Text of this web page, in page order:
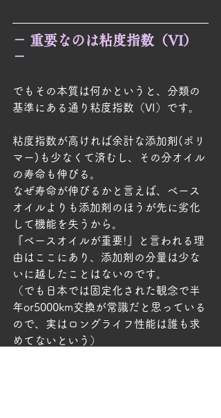
－ 重要なのは粘度指数（VI）
－
でもその本質は何かというと、分類の
基準にある通り粘度指数（VI）です。
粘度指数が高ければ余計な添加剤(ポリ
マー)も少なくて済むし、その分オイル
の寿命も伸びる。
なぜ寿命が伸びるかと言えば、ベース
オイルよりも添加剤のほうが先に劣化
して機能を失うから。
『ベースオイルが重要!』と言われる理
由はここにあり、添加剤の分量は少な
いに越したことはないのです。
（でも日本では固定化された観念で半
年or5000km交換が常識だと思っている
ので、実はロングライフ性能は誰も求
めてないという）